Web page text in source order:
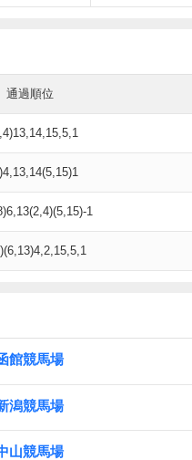
通過順位
1
館競馬場
潟競馬場
山競馬場